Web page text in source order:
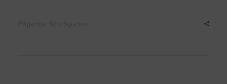
Etiquetas: Sin etiquetas